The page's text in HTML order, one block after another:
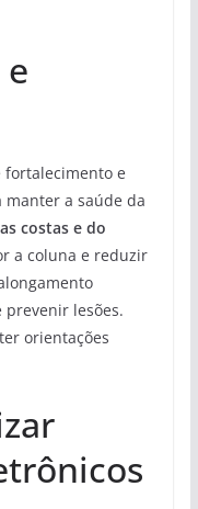
fortalecimento e
a saúde da
costas e do
a coluna e reduzir
lesões.
orientações